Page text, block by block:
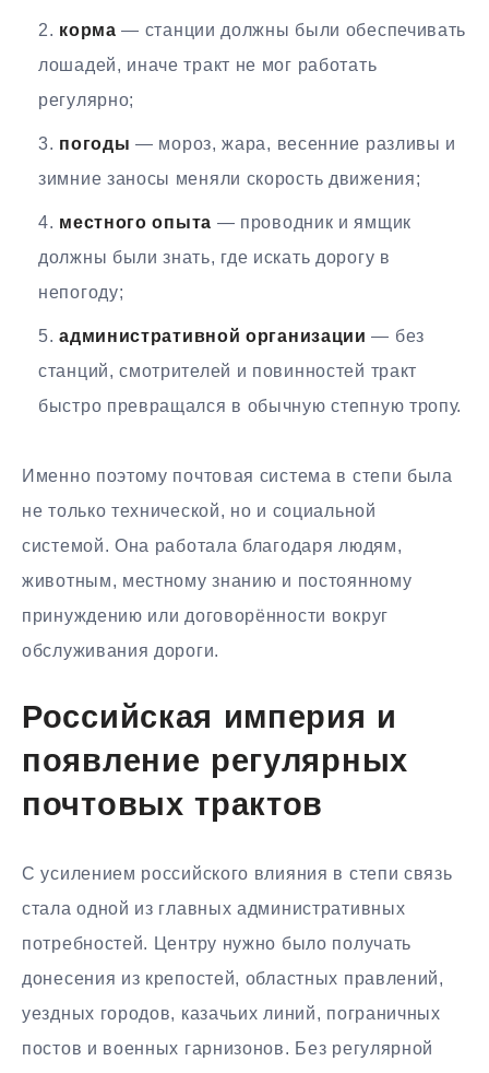
корма — станции должны были обеспечивать
лошадей, иначе тракт не мог работать
регулярно;
погоды — мороз, жара, весенние разливы и
зимние заносы меняли скорость движения;
местного опыта — проводник и ямщик
должны были знать, где искать дорогу в
непогоду;
административной организации — без
станций, смотрителей и повинностей тракт
быстро превращался в обычную степную тропу.
Именно поэтому почтовая система в степи была
не только технической, но и социальной
системой. Она работала благодаря людям,
животным, местному знанию и постоянному
принуждению или договорённости вокруг
обслуживания дороги.
Российская империя и
появление регулярных
почтовых трактов
С усилением российского влияния в степи связь
стала одной из главных административных
потребностей. Центру нужно было получать
донесения из крепостей, областных правлений,
уездных городов, казачьих линий, пограничных
постов и военных гарнизонов. Без регулярной